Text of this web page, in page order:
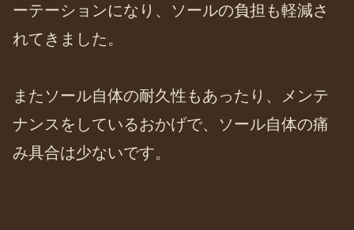
ーテーションになり、ソールの負担も軽減さ
れてきました。
またソール自体の耐久性もあったり、メンテ
ナンスをしているおかげで、ソール自体の痛
み具合は少ないです。